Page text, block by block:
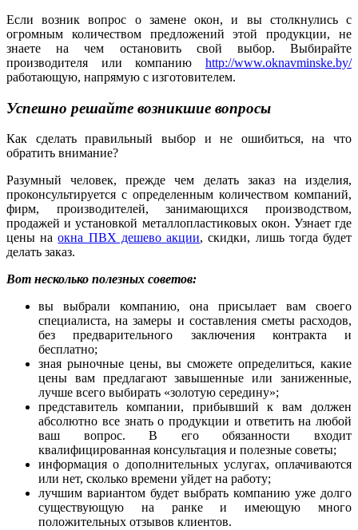
Если возник вопрос о замене окон, и вы столкнулись с
огромным количеством предложений этой продукции, не
знаете на чем остановить свой выбор. Выбирайте
производителя или компанию http://www.oknavminske.by/
работающую, напрямую с изготовителем.
Успешно решайте возникшие вопросы
Как сделать правильный выбор и не ошибиться, на что
обратить внимание?
Разумный человек, прежде чем делать заказ на изделия,
проконсультируется с определенным количеством компаний,
фирм, производителей, занимающихся производством,
продажей и установкой металлопластиковых окон. Узнает где
цены наокна ПВХ дешево акции, скидки, лишь тогда будет
делать заказ.
Вот несколько полезных советов:
вы выбрали компанию, она присылает вам своего
специалиста, на замеры и составления сметы расходов,
без предварительного заключения контракта и
бесплатно;
зная рыночные цены, вы сможете определиться, какие
цены вам предлагают завышенные или заниженные,
лучше всего выбирать «золотую середину»;
представитель компании, прибывший к вам должен
абсолютно все знать о продукции и ответить на любой
ваш вопрос. В его обязанности входит
квалифицированная консультация и полезные советы;
информация о дополнительных услугах, оплачиваются
или нет, сколько времени уйдет на работу;
лучшим вариантом будет выбрать компанию уже долго
существующую на ранке и имеющую много
положительных отзывов клиентов.